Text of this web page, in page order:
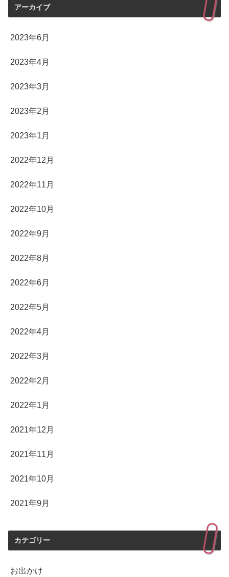
アーカイブ
2023年6月
2023年4月
2023年3月
2023年2月
2023年1月
2022年12月
2022年11月
2022年10月
2022年9月
2022年8月
2022年6月
2022年5月
2022年4月
2022年3月
2022年2月
2022年1月
2021年12月
2021年11月
2021年10月
2021年9月
カテゴリー
お出かけ